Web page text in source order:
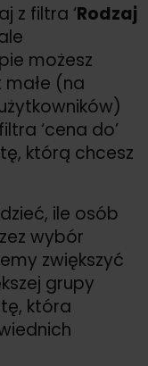
z filtra ‘Rodzaj
możesz
(na
‘cena do’
którą chcesz
ile osób
wybór
zwiększyć
grupy
która